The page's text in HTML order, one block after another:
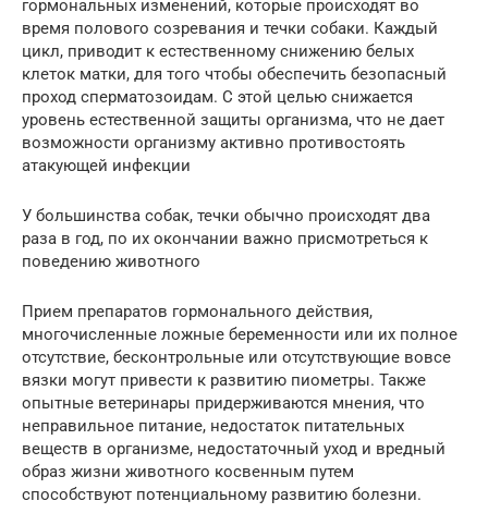
гормональных изменений, которые происходят во
время полового созревания и течки собаки. Каждый
цикл, приводит к естественному снижению белых
клеток матки, для того чтобы обеспечить безопасный
проход сперматозоидам. С этой целью снижается
уровень естественной защиты организма, что не дает
возможности организму активно противостоять
атакующей инфекции
У большинства собак, течки обычно происходят два
раза в год, по их окончании важно присмотреться к
поведению животного
Прием препаратов гормонального действия,
многочисленные ложные беременности или их полное
отсутствие, бесконтрольные или отсутствующие вовсе
вязки могут привести к развитию пиометры. Также
опытные ветеринары придерживаются мнения, что
неправильное питание, недостаток питательных
веществ в организме, недостаточный уход и вредный
образ жизни животного косвенным путем
способствуют потенциальному развитию болезни.